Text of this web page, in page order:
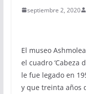
septiembre 2, 2020
El museo
el cuadro ‘Cabeza
le fue legado en
y que treinta años